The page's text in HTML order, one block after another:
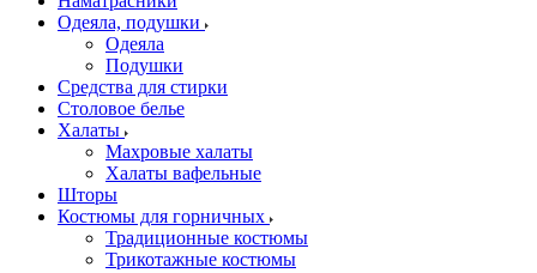
Одеяла, подушки
Одеяла
Подушки
Средства для стирки
Столовое белье
Халаты
Махровые халаты
Халаты вафельные
Шторы
Костюмы для горничных
Традиционные костюмы
Трикотажные костюмы